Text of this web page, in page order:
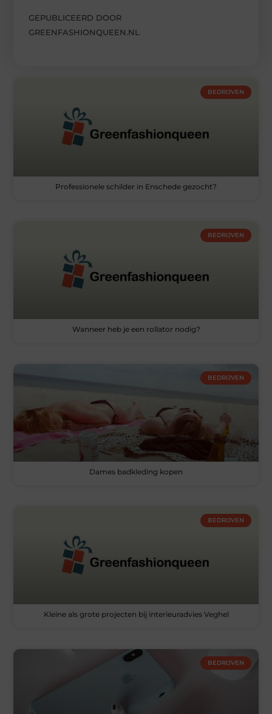
GEPUBLICEERD DOOR
GREENFASHIONQUEEN.NL
BEDRIJVEN
Professionele schilder in Enschede gezocht?
BEDRIJVEN
Wanneer heb je een rollator nodig?
BEDRIJVEN
Dames badkleding kopen
BEDRIJVEN
Kleine als grote projecten bij interieuradvies Veghel
BEDRIJVEN